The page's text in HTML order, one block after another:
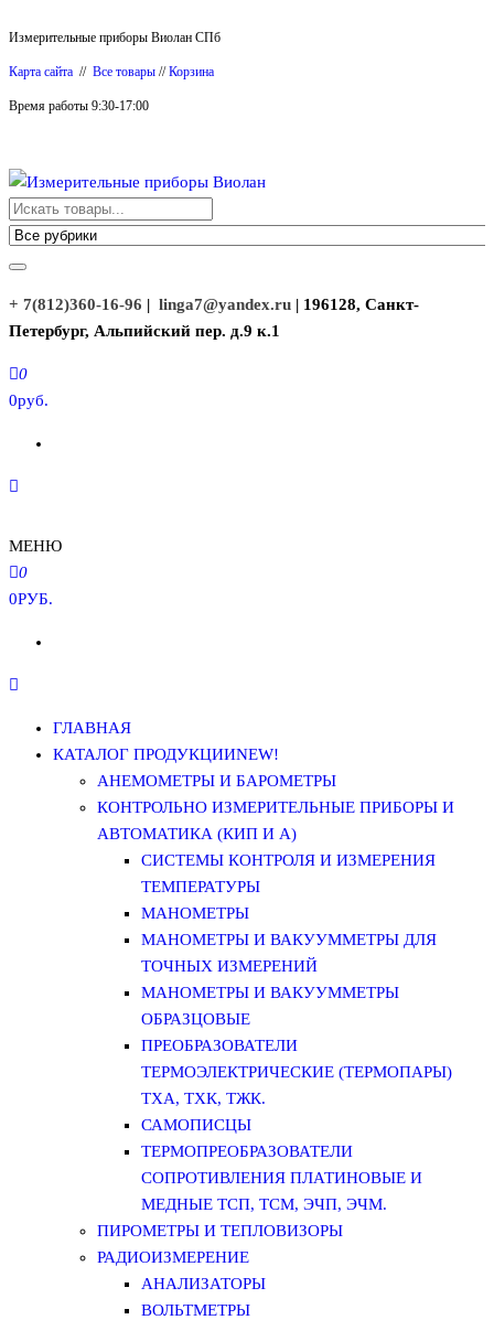
к
содержимому
Измерительные приборы Виолан СПб
Карта сайта // Все товары //Корзина
Время работы 9:30-17:00
Измерительные приборы Виолан
+ 7(812)360-16-96 | linga7@yandex.ru | 196128, Санкт-
Петербург, Альпийский пер. д.9 к.1
0
0руб.
МЕНЮ
0
0РУБ.
ГЛАВНАЯ
КАТАЛОГ ПРОДУКЦИИNEW!
АНЕМОМЕТРЫ И БАРОМЕТРЫ
КОНТРОЛЬНО ИЗМЕРИТЕЛЬНЫЕ ПРИБОРЫ И
АВТОМАТИКА (КИП И А)
СИСТЕМЫ КОНТРОЛЯ И ИЗМЕРЕНИЯ
ТЕМПЕРАТУРЫ
МАНОМЕТРЫ
МАНОМЕТРЫ И ВАКУУММЕТРЫ ДЛЯ
ТОЧНЫХ ИЗМЕРЕНИЙ
МАНОМЕТРЫ И ВАКУУММЕТРЫ
ОБРАЗЦОВЫЕ
ПРЕОБРАЗОВАТЕЛИ
ТЕРМОЭЛЕКТРИЧЕСКИЕ (ТЕРМОПАРЫ)
ТХА, ТХК, ТЖК.
САМОПИСЦЫ
ТЕРМОПРЕОБРАЗОВАТЕЛИ
СОПРОТИВЛЕНИЯ ПЛАТИНОВЫЕ И
МЕДНЫЕ ТСП, ТСМ, ЭЧП, ЭЧМ.
ПИРОМЕТРЫ И ТЕПЛОВИЗОРЫ
РАДИОИЗМЕРЕНИЕ
АНАЛИЗАТОРЫ
ВОЛЬТМЕТРЫ